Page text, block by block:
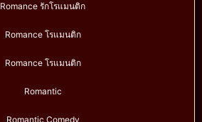
Romance รักโรแมนติก
Romance โรแมนติก
Romance โรแมนติก
Romantic
Romantic Comedy